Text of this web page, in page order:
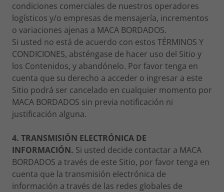
condiciones comerciales de nuestros operadores
logísticos y/o empresas de mensajería, incrementos
o variaciones ajenas a MACA BORDADOS.
Si usted no está de acuerdo con estos TÉRMINOS Y
CONDICIONES, absténgase de hacer uso del Sitio y
los Contenidos, y abandónelo. Por favor tenga en
cuenta que su derecho a acceder o ingresar a este
Sitio podrá ser cancelado en cualquier momento por
MACA BORDADOS sin previa notificación ni
justificación alguna.
4. TRANSMISIÓN ELECTRÓNICA DE
INFORMACIÓN. Si usted decide contactar a MACA
BORDADOS a través de este Sitio, por favor tenga en
cuenta que la transmisión electrónica de
información a través de las redes globales de